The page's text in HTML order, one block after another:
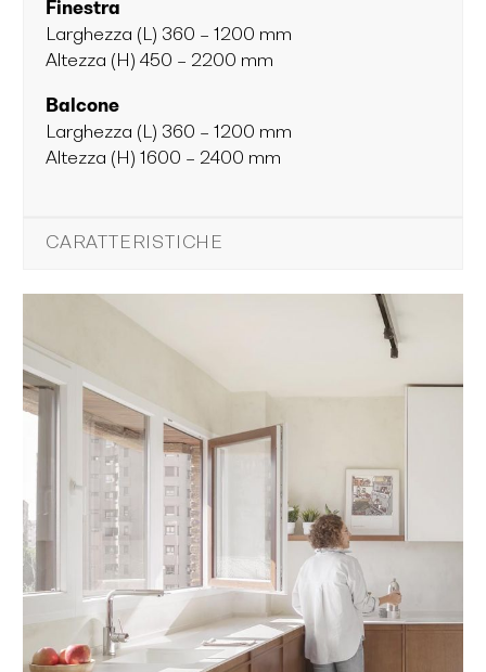
Finestra
Larghezza (L) 360 – 1200 mm
Altezza (H) 450 – 2200 mm
Balcone
Larghezza (L) 360 – 1200 mm
Altezza (H) 1600 – 2400 mm
CARATTERISTICHE